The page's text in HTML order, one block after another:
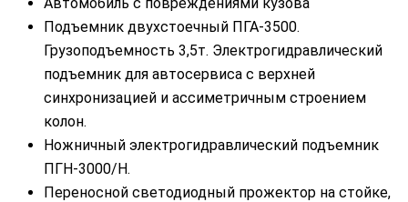
Подъемник двухстоечный ПГА-3500.
Грузоподъемность 3,5т. Электрогидравлический
подъемник для автосервиса с верхней
синхронизацией и ассиметричным строением
колон.
Ножничный электрогидравлический подъемник
ПГН-3000/Н.
Переносной светодиодный прожектор на стойке,